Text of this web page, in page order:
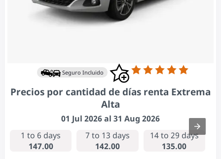
Seguro Incluido
Precios por cantidad de días renta Extrema
Alta
01 Jul 2026 al 31 Aug 2026
1 to 6 days
147.00
7 to 13 days
142.00
14 to 29 days
135.00